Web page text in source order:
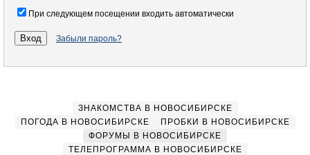
При следующем посещении входить автоматически
Забыли пароль?
ЗНАКОМСТВА В НОВОСИБИРСКЕ
ПОГОДА В НОВОСИБИРСКЕ
ПРОБКИ В НОВОСИБИРСКЕ
ФОРУМЫ В НОВОСИБИРСКЕ
ТЕЛЕПРОГРАММА В НОВОСИБИРСКЕ